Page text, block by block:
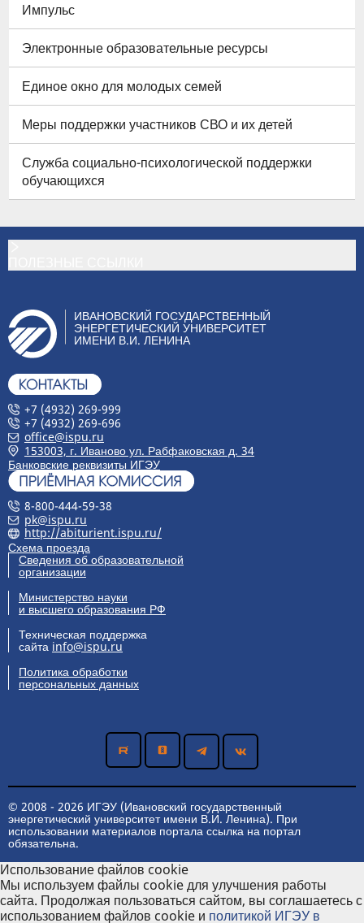
Импульс
Электронные образовательные ресурсы
Единое окно для молодых семей
Меры поддержки участников СВО и их детей
Служба социально-психологической поддержки
обучающихся
ИВАНОВСКИЙ ГОСУДАРСТВЕННЫЙ
ЭНЕРГЕТИЧЕСКИЙ УНИВЕРСИТЕТ
ИМЕНИ В.И. ЛЕНИНА
+7 (4932) 269-999
+7 (4932) 269-696
office@ispu.ru
153003, г. Иваново ул. Рабфаковская д. 34
Банковские реквизиты ИГЭУ
8-800-444-59-38
pk@ispu.ru
http://abiturient.ispu.ru/
Схема проезда
Сведения об образовательной
организации
Министерство науки
и высшего образования РФ
Техническая поддержка
сайта info@ispu.ru
Политика обработки
персональных данных
© 2008 - 2026 ИГЭУ (Ивановский государственный
энергетический университет имени В.И. Ленина). При
использовании материалов портала ссылка на портал
обязательна.
Использование файлов cookie
Мы используем файлы cookie для улучшения работы
сайта. Продолжая пользоваться сайтом, вы соглашаетесь с
использованием файлов cookie и политикой ИГЭУ в